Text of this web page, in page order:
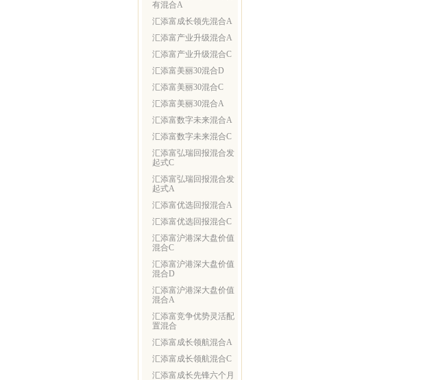
有混合A
汇添富成长领先混合A
汇添富产业升级混合A
汇添富产业升级混合C
汇添富美丽30混合D
汇添富美丽30混合C
汇添富美丽30混合A
汇添富数字未来混合A
汇添富数字未来混合C
汇添富弘瑞回报混合发
起式C
汇添富弘瑞回报混合发
起式A
汇添富优选回报混合A
汇添富优选回报混合C
汇添富沪港深大盘价值
混合C
汇添富沪港深大盘价值
混合D
汇添富沪港深大盘价值
混合A
汇添富竞争优势灵活配
置混合
汇添富成长领航混合A
汇添富成长领航混合C
汇添富成长先锋六个月